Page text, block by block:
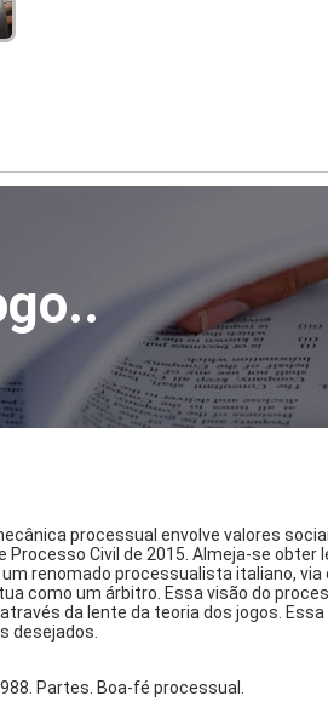
processual envolve valores
Civil de 2015. Almeja-se
renomado processualista italiano,
um árbitro. Essa visão do
da lente da teoria dos jogos.
desejados.
Partes. Boa-fé processual.